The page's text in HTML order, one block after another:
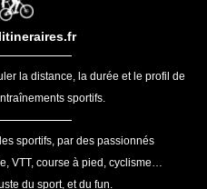
la distance, la durée et le profil de
sportifs.
sportifs, par des passionnés
VTT, course à pied, cyclisme…
du sport, et du fun.